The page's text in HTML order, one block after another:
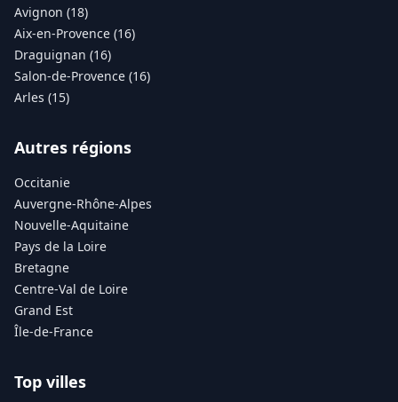
Avignon (18)
Aix-en-Provence (16)
Draguignan (16)
Salon-de-Provence (16)
Arles (15)
Autres régions
Occitanie
Auvergne-Rhône-Alpes
Nouvelle-Aquitaine
Pays de la Loire
Bretagne
Centre-Val de Loire
Grand Est
Île-de-France
Top villes